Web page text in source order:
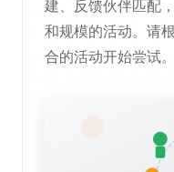
建、反馈伙伴匹配
和规模的活动。请
合的活动开始尝试。